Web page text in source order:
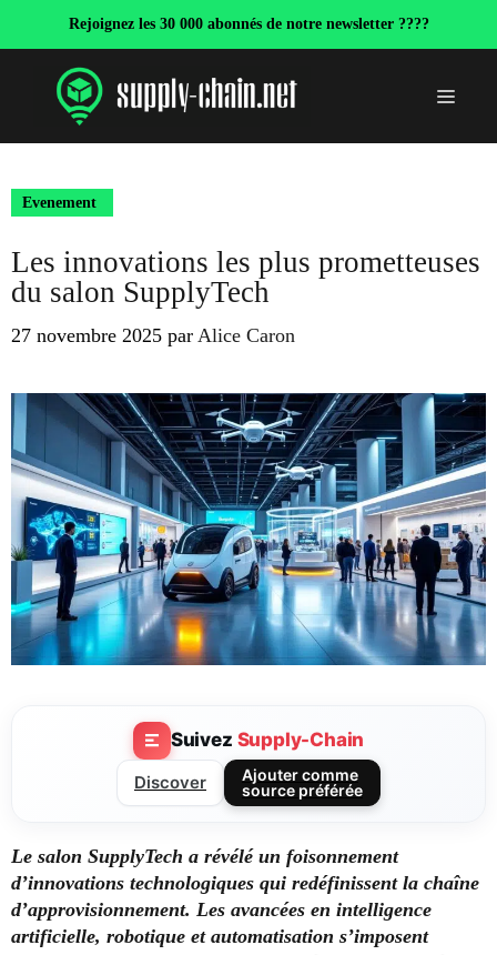
Rejoignez les 30 000 abonnés de notre newsletter ????
Menu
Evenement
Les innovations les plus prometteuses
du salon SupplyTech
27 novembre 2025 par Alice Caron
Suivez Supply-Chain
Discover
Ajouter comme
source préférée
Le salon SupplyTech a révélé un foisonnement
d’innovations technologiques qui redéfinissent la chaîne
d’approvisionnement. Les avancées en intelligence
artificielle, robotique et automatisation s’imposent